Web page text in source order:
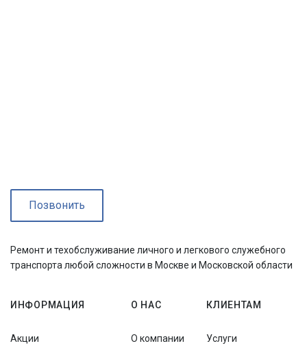
Ремонт и техобслуживание личного и легкового служебного
транспорта любой сложности в Москве и Московской области
Позвонить
ИНФОРМАЦИЯ
Акции
О НАС
О компании
КЛИЕНТАМ
Услуги